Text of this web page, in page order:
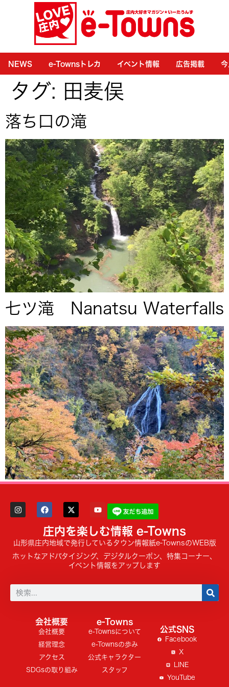
NEWS e-Townsトレカ イベント情報 広告掲載
タグ: 田麦俣
落ち口の滝
七ツ滝 Nanatsu Waterfalls
庄内を楽しむ情報 e-Towns
山形県庄内地域で発行しているタウン情報紙e-TownsのWEB版
ホットなアドバタイジング、デジタルクーポン、特集コーナー、
イベント情報をアップします
会社概要
会社概要
経営理念
アクセス
SDGsの取り組み
e-Towns
e-Townsについて
e-Townsの歩み
公式キャラクター
スタッフ
公式SNS
Facebook
X
LINE
YouTube